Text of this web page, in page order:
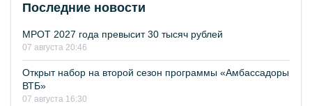
Последние новости
МРОТ 2027 года превысит 30 тысяч рублей
07 августа 20:46
Открыт набор на второй сезон программы «Амбассадоры
ВТБ»
07 августа 16:30